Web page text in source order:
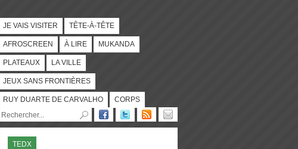
JE VAIS VISITER TÊTE-À-TÊTE
AFROSCREEN À LIRE MUKANDA
PLATEAUX LA VILLE
JEUX SANS FRONTIÈRES
RUY DUARTE DE CARVALHO CORPS
TEDX